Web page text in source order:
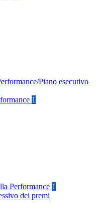
Piano esecutivo
1
Performance 1
dei premi